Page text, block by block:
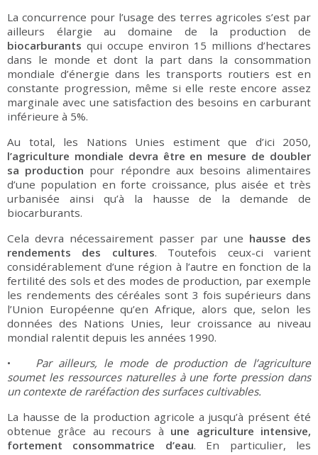
La concurrence pour l’usage des terres agricoles s’est par
ailleurs élargie au domaine de la production de
biocarburants qui occupe environ 15 millions d’hectares
dans le monde et dont la part dans la consommation
mondiale d’énergie dans les transports routiers est en
constante progression, même si elle reste encore assez
marginale avec une satisfaction des besoins en carburant
inférieure à 5%.
Au total, les Nations Unies estiment que d’ici 2050,
l’agriculture mondiale devra être en mesure de doubler
sa production pour répondre aux besoins alimentaires
d’une population en forte croissance, plus aisée et très
urbanisée ainsi qu’à la hausse de la demande de
biocarburants.
Cela devra nécessairement passer par une hausse des
rendements des cultures. Toutefois ceux-ci varient
considérablement d’une région à l’autre en fonction de la
fertilité des sols et des modes de production, par exemple
les rendements des céréales sont 3 fois supérieurs dans
l’Union Européenne qu’en Afrique, alors que, selon les
données des Nations Unies, leur croissance au niveau
mondial ralentit depuis les années 1990.
• Par ailleurs, le mode de production de l’agriculture
soumet les ressources naturelles à une forte pression dans
un contexte de raréfaction des surfaces cultivables.
La hausse de la production agricole a jusqu’à présent été
obtenue grâce au recours à une agriculture intensive,
fortement consommatrice d’eau. En particulier, les